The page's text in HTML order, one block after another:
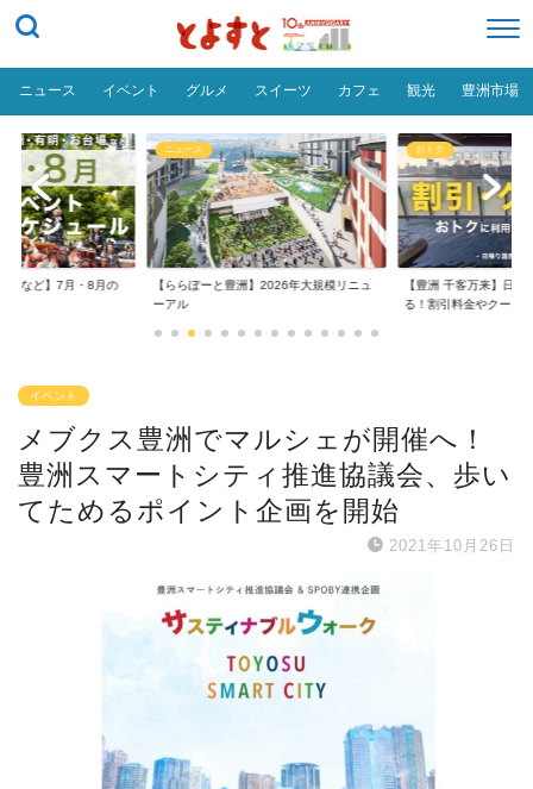
ニュース イベント グルメ スイーツ カフェ 観光 豊洲市場
場など】7月・8月の
ニュース
【ららぽーと豊洲】2026年大規模リニュ
ーアル
おトク
【豊洲 千客万来】日帰
る！割引料金やクーポ...
イベント
メブクス豊洲でマルシェが開催へ！
豊洲スマートシティ推進協議会、歩い
てためるポイント企画を開始
2021年10月26日